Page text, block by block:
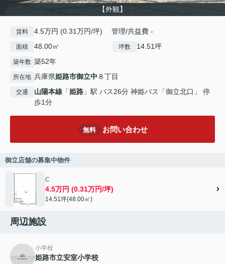
【外観】
賃料 4.5万円 (0.31万円/坪) 管理/共益費 -
面積 48.00㎡ 坪数 14.51坪
築年数 築52年
所在地 兵庫県姫路市御立中 ８丁目
交通 山陽本線 「姫路 」駅 バス26分 神姫バス「御立北口」 停
歩1分
無料 お問い合わせ
御立店舗の募集中物件
C
4.5万円 (0.31万円/坪)
14.51坪(48.00㎡)
周辺施設
小学校
姫路市立安室小学校